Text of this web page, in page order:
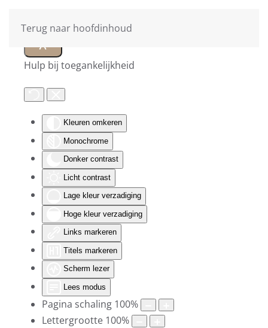
Hulp bij toegankelijkheid
Kleuren omkeren
Monochrome
Donker contrast
Licht contrast
Lage kleur verzadiging
Hoge kleur verzadiging
Links markeren
Titels markeren
Scherm lezer
Lees modus
Pagina schaling 100%
Lettergrootte 100%
Terug naar hoofdinhoud